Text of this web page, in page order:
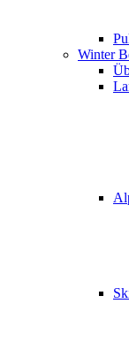
Winter